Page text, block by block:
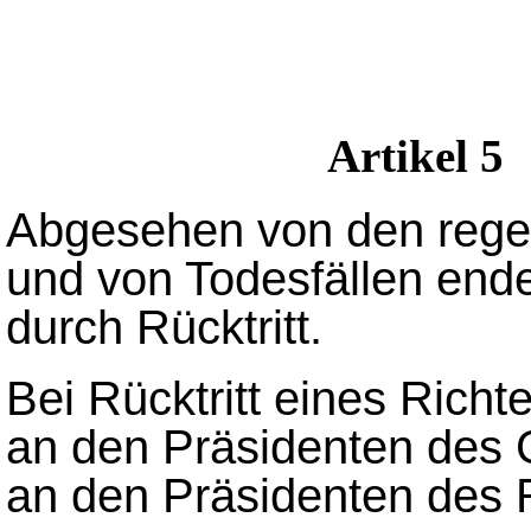
Artikel 5
Abgesehen von den
und von Todesfällen
durch Rücktritt.
Bei Rücktritt eines
an den Präsidenten des
an den Präsidenten des